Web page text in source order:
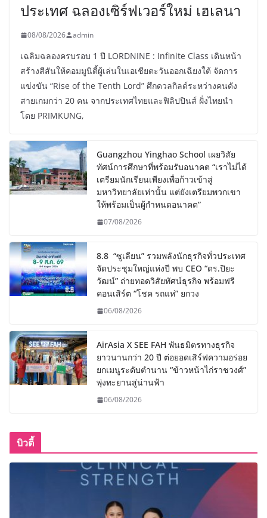
ประเทศ ฉลองเซิร์ฟเวอร์ใหม่ เฮเลนา
08/08/2026 admin
เฉลิมฉลองครบรอบ 1 ปี LORDNINE : Infinite Class เดินหน้า
สร้างสีสันให้คอมมูนิตี้ผู้เล่นในเอเชียตะวันออกเฉียงใต้ จัดการ
แข่งขัน “Rise of the Tenth Lord” ศึกดวลกิลด์ระหว่างคนดัง
สายเกมกว่า 20 คน จากประเทศไทยและฟิลิปปินส์ ฝั่งไทยนำ
โดย PRIMKUNG,
Guangzhou Yinghao School เผยวิสัย
ทัศน์การศึกษาที่พร้อมรับอนาคต “เราไม่ได้
เตรียมนักเรียนเพียงเพื่อก้าวเข้าสู่
มหาวิทยาลัยเท่านั้น แต่ยังเตรียมพวกเขา
ให้พร้อมเป็นผู้กำหนดอนาคต”
07/08/2026
8.8 “ซูเลียน” รวมพลังนักธุรกิจทั่วประเทศ
จัดประชุมใหญ่แห่งปี พบ CEO “ดร.ปิยะ
วัฒน์” ถ่ายทอดวิสัยทัศน์ธุรกิจ พร้อมฟรี
คอนเสิร์ต “โชค รถแห่” ยกวง
06/08/2026
AirAsia X SEE FAH พันธมิตรทางธุรกิจ
ยาวนานกว่า 20 ปี ต่อยอดเสิร์ฟความอร่อย
ยกเมนูระดับตำนาน “ข้าวหน้าไก่ราชวงศ์”
พุ่งทะยานสู่น่านฟ้า
06/08/2026
บิวตี้